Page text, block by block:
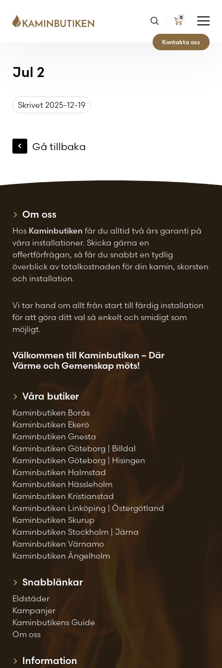
0
Kontakta oss
Jul 2
Skrivet 2025-12-19
Gå tillbaka
Om oss
Hos Kaminbutiken får du alltid två års garanti på
våra installationer. Skicka gärna en
offertförfrågan, så får du snabbt en tydlig
överblick av totalkostnaden för din kamin, skorsten
och installation.
Vi tar hand om allt från start till färdig installation
för att göra ditt val så enkelt och smidigt som
möjligt.
Välkommen till Kaminbutiken – Där
Värme och Gemenskap möts!
Våra butiker
Kaminbutiken Borås
Kaminbutiken Ekerö
Kaminbutiken Gnesta
Kaminbutiken Göteborg | Billdal
Kaminbutiken Göteborg | Hisingen
Kaminbutiken Halmstad
Kaminbutiken Hässleholm
Kaminbutiken Kristianstad
Kaminbutiken Linköping | Östergötland
Kaminbutiken Skurup
Kaminbutiken Stockholm | Järna
Kaminbutiken Värnamo
Kaminbutiken Ängelholm
Snabblänkar
Eldstäder
Kampanjer
Kaminbutikens Guide
Om oss
Information